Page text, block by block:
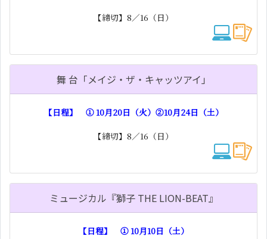
【締切】8／16（日）
舞 台「メイジ・ザ・キャッツアイ」
【日程】 ① 10月20日（火）②10月24日（土）
【締切】8／16（日）
ミュージカル『獅子 THE LION-BEAT』
【日程】 ① 10月10日（土）